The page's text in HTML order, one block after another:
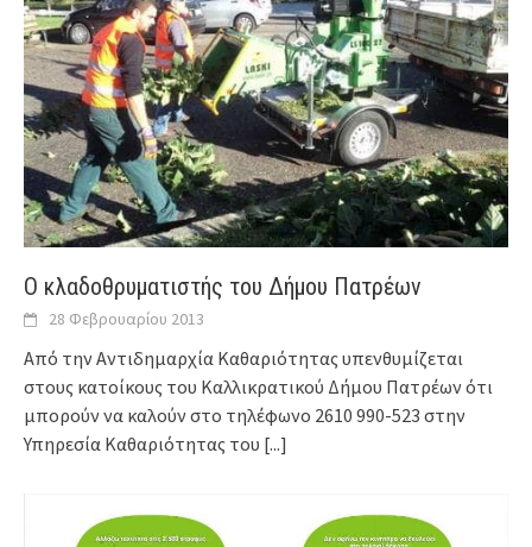
Ο κλαδοθρυματιστής του Δήμου Πατρέων
28 Φεβρουαρίου 2013
Από την Αντιδημαρχία Καθαριότητας υπενθυμίζεται
στους κατοίκους του Καλλικρατικού Δήμου Πατρέων ότι
μπορούν να καλούν στο τηλέφωνο 2610 990-523 στην
Υπηρεσία Καθαριότητας του [...]